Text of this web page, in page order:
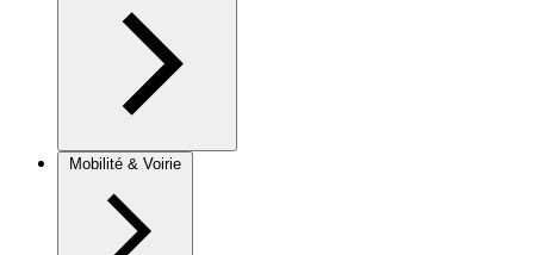
Mobilité & Voirie